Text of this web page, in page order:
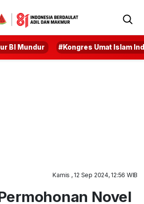
BI Mundur #Kongres Umat Islam
Kamis , 12 Sep 2024, 12:56 WIB
Novel